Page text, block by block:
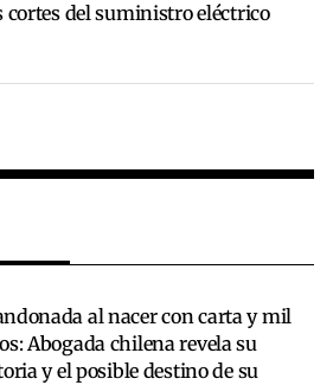
cortes del suministro eléctrico
al nacer con carta y mil
Abogada chilena revela su
y el posible destino de su